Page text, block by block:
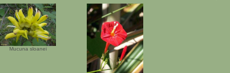
Mucuna sloanei